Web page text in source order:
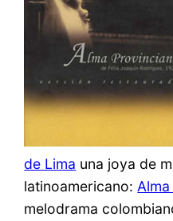
de Lima una joya de
latinoamericano:
melodrama